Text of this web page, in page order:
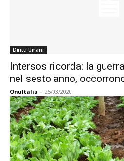
Diritti Umani
Intersos ricorda: la
nel sesto anno,
OnuItalia - 25/03/2020